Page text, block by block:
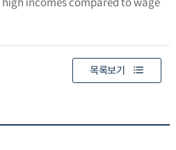
목록보기